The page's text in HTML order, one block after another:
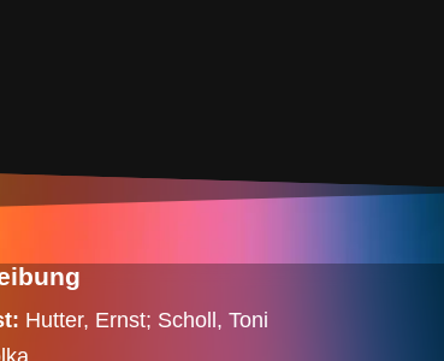
Hutter, Ernst; Scholl, Toni